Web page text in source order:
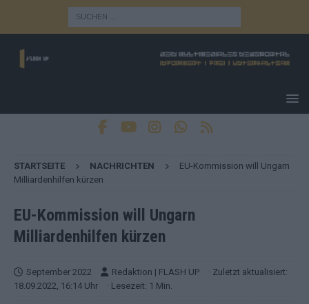
STARTSEITE NACHRICHTEN
EU-Kommission will Ungarn
Milliardenhilfen kürzen
EU-Kommission will Ungarn
Milliardenhilfen kürzen
September 2022 Redaktion | FLASH UP
· Zuletzt aktualisiert:
18.09.2022, 16:14 Uhr
· Lesezeit: 1 Min.